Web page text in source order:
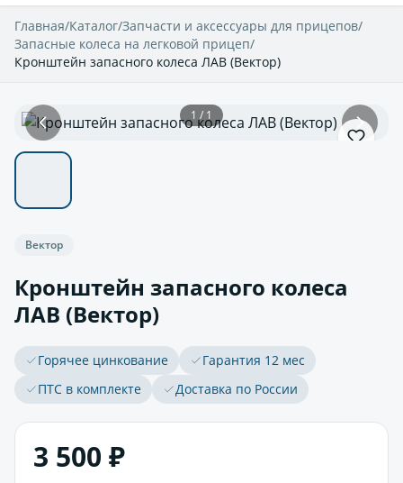
Главная/Каталог/Запчасти и аксессуары для прицепов/
Запасные колеса на легковой прицеп/
Кронштейн запасного колеса ЛАВ (Вектор)
1 / 1
Вектор
Кронштейн запасного колеса
ЛАВ (Вектор)
Горячее цинкование
Гарантия 12 мес
ПТС в комплекте
Доставка по России
3 500 ₽